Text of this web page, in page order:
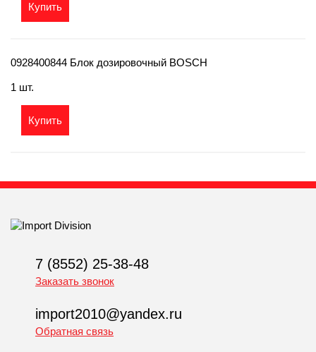
Купить
0928400844 Блок дозировочный BOSCH
1 шт.
Купить
7 (8552) 25-38-48
Заказать звонок
import2010@yandex.ru
Обратная связь